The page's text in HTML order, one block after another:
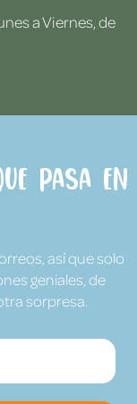
a Viernes, de
pasa en
así que solo
geniales, de
sorpresa.